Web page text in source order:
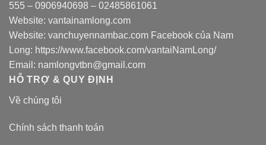
555 – 0906940698 – 02485861061
Website: vantainamlong.com
Website: vanchuyennambac.com Facebook của Nam
Long: https://www.facebook.com/vantaiNamLong/
Email: namlongvtbn@gmail.com
HỖ TRỢ & QUY ĐỊNH
Về chúng tôi
Chính sách thanh toán